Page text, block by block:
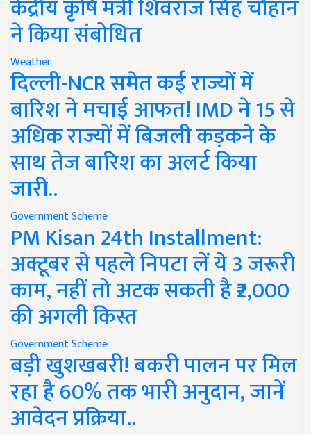
केंद्रीय कृषि मंत्री शिवराज सिंह चौहान
ने किया संबोधित
Weather
दिल्ली-NCR समेत कई राज्यों में
बारिश ने मचाई आफत! IMD ने 15 से
अधिक राज्यों में बिजली कड़कने के
साथ तेज बारिश का अलर्ट किया
जारी..
Government Scheme
PM Kisan 24th Installment:
अक्टूबर से पहले निपटा लें ये 3 जरूरी
काम, नहीं तो अटक सकती है ₹2,000
की अगली किस्त
Government Scheme
बड़ी खुशखबरी! बकरी पालन पर मिल
रहा है 60% तक भारी अनुदान, जानें
आवेदन प्रक्रिया..